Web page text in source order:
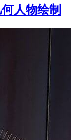
人物绘制